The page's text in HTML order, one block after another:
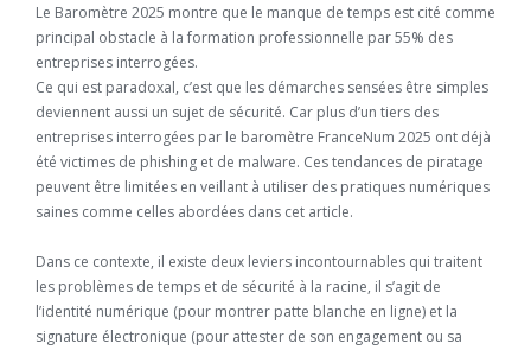
Le Baromètre 2025 montre que le manque de temps est cité comme
principal obstacle à la formation professionnelle par 55% des
entreprises interrogées.
Ce qui est paradoxal, c’est que les démarches sensées être simples
deviennent aussi un sujet de sécurité. Car plus d’un tiers des
entreprises interrogées par le baromètre FranceNum 2025 ont déjà
été victimes de phishing et de malware. Ces tendances de piratage
peuvent être limitées en veillant à utiliser des pratiques numériques
saines comme celles abordées dans cet article.
Dans ce contexte, il existe deux leviers incontournables qui traitent
les problèmes de temps et de sécurité à la racine, il s’agit de
l’identité numérique (pour montrer patte blanche en ligne) et la
signature électronique (pour attester de son engagement ou sa